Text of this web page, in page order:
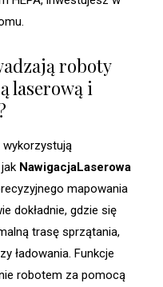
roboty
laserową i
wykorzystują
NawigacjaLaserowa
mapowania
dokładnie, gdzie się
trasę sprzątania,
ładowania. Funkcje
robotem za pomocą